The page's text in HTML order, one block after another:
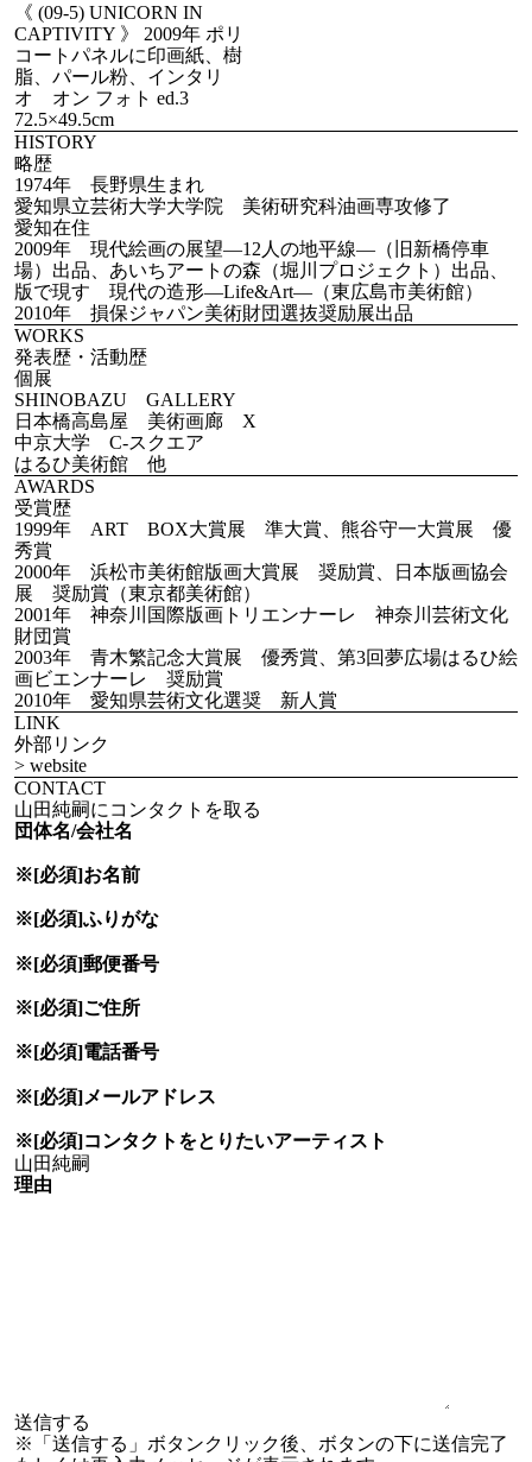
《 (09-5) UNICORN IN
CAPTIVITY 》 2009年 ポリ
コートパネルに印画紙、樹
脂、パール粉、インタリ
オ オン フォト ed.3
72.5×49.5cm
HISTORY
略歴
1974年 長野県生まれ
愛知県立芸術大学大学院 美術研究科油画専攻修了
愛知在住
2009年 現代絵画の展望―12人の地平線―（旧新橋停車
場）出品、あいちアートの森（堀川プロジェクト）出品、
版で現す 現代の造形―Life&Art―（東広島市美術館）
2010年 損保ジャパン美術財団選抜奨励展出品
WORKS
発表歴・活動歴
個展
SHINOBAZU GALLERY
日本橋高島屋 美術画廊 X
中京大学 C-スクエア
はるひ美術館 他
AWARDS
受賞歴
1999年 ART BOX大賞展 準大賞、熊谷守一大賞展 優
秀賞
2000年 浜松市美術館版画大賞展 奨励賞、日本版画協会
展 奨励賞（東京都美術館）
2001年 神奈川国際版画トリエンナーレ 神奈川芸術文化
財団賞
2003年 青木繁記念大賞展 優秀賞、第3回夢広場はるひ絵
画ビエンナーレ 奨励賞
2010年 愛知県芸術文化選奨 新人賞
LINK
外部リンク
> website
CONTACT
山田純嗣にコンタクトを取る
団体名/会社名
※[必須]お名前
※[必須]ふりがな
※[必須]郵便番号
※[必須]ご住所
※[必須]電話番号
※[必須]メールアドレス
※[必須]コンタクトをとりたいアーティスト
理由
※「送信する」ボタンクリック後、ボタンの下に送信完了